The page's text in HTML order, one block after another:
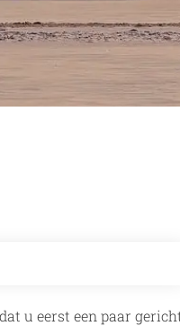
u eerst een paar